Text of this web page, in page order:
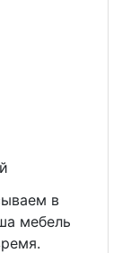
в
мебель